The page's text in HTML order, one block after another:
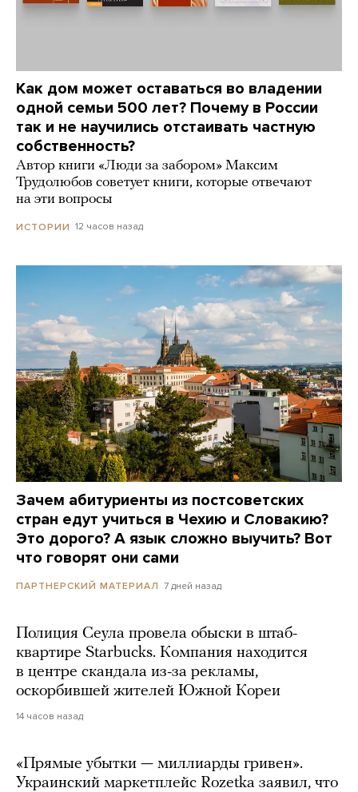
Как дом может оставаться во владении
одной семьи 500 лет? Почему в России
так и не научились отстаивать частную
собственность?
Автор книги «Люди за забором» Максим
Трудолюбов советует книги, которые отвечают
на эти вопросы
ИСТОРИИ 12 часов назад
Зачем абитуриенты из постсоветских
стран едут учиться в Чехию и Словакию?
Это дорого? А язык сложно выучить? Вот
что говорят они сами
ПАРТНЕРСКИЙ МАТЕРИАЛ 7 дней назад
Полиция Сеула провела обыски в штаб-
квартире Starbucks. Компания находится
в центре скандала из-за рекламы,
оскорбившей жителей Южной Кореи
14 часов назад
«Прямые убытки — миллиарды гривен».
Украинский маркетплейс Rozetka заявил, что